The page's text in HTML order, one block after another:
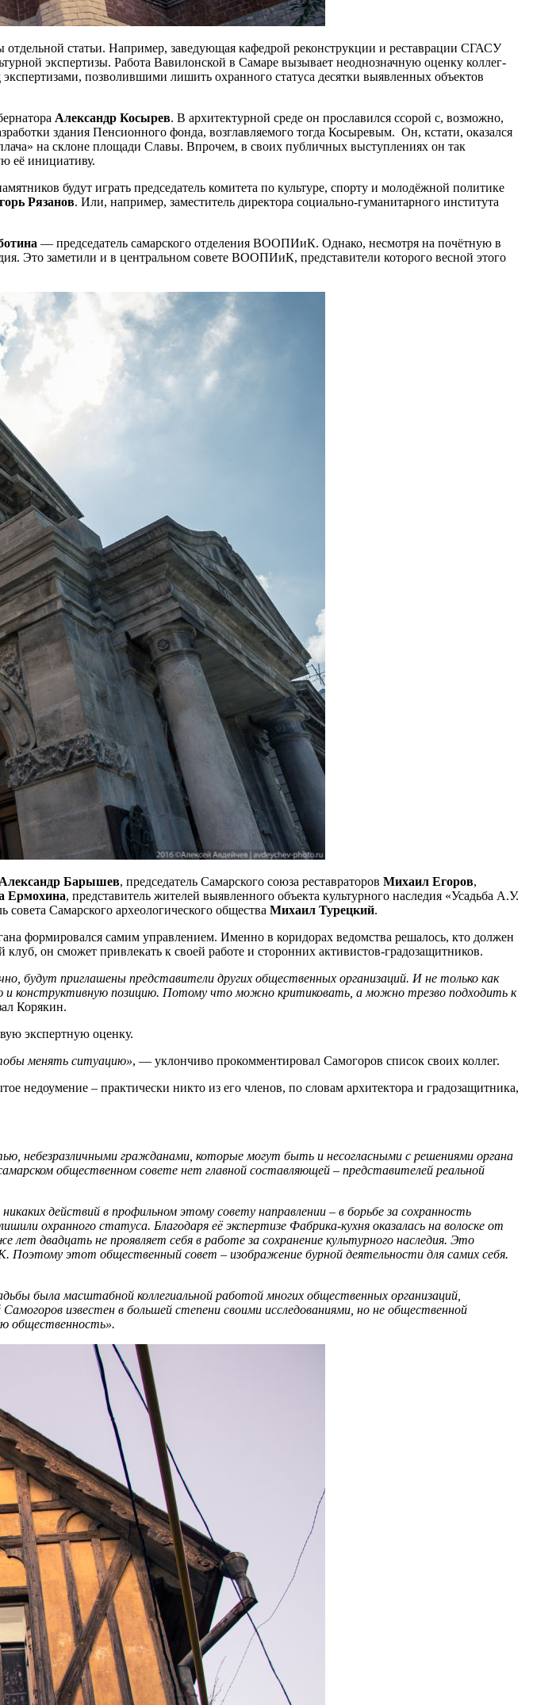
статьи. Например, заведующая кафедрой реконструкции и реставрации СГАСУ
экспертизы. Работа Вавилонской в Самаре вызывает неоднозначную оценку коллег-
позволившими лишить охранного статуса десятки выявленных объектов
Александр Косырев. В архитектурной среде он прославился ссорой с, возможно,
здания Пенсионного фонда, возглавляемого тогда Косыревым. Он, кстати, оказался
на склоне площади Славы. Впрочем, в своих публичных выступлениях он так
её инициативу.
будут играть председатель комитета по культуре, спорту и молодёжной политике
Рязанов. Или, например, заместитель директора социально-гуманитарного института
— председатель самарского отделения ВООПИиК. Однако, несмотря на почётную в
Это заметили и в центральном совете ВООПИиК, представители которого весной этого
Александр Барышев, председатель Самарского союза реставраторов Михаил Егоров,
Ермохина, представитель жителей выявленного объекта культурного наследия «Усадьба А.У.
совета Самарского археологического общества Михаил Турецкий.
формировался самим управлением. Именно в коридорах ведомства решалось, кто должен
он сможет привлекать к своей работе и сторонних активистов-градозащитников.
будут приглашены представители других общественных организаций. И не только как
и конструктивную позицию. Потому что можно критиковать, а можно трезво подходить к
Корякин.
экспертную оценку.
менять ситуацию», — уклончиво прокомментировал Самогоров список своих коллег.
недоумение – практически никто из его членов, по словам архитектора и градозащитника,
небезразличными гражданами, которые могут быть и несогласными с решениями органа
общественном совете нет главной составляющей – представителей реальной
действий в профильном этому совету направлении – в борьбе за сохранность
охранного статуса. Благодаря её экспертизе Фабрика-кухня оказалась на волоске от
двадцать не проявляет себя в работе за сохранение культурного наследия. Это
этот общественный совет – изображение бурной деятельности для самих себя.
была масштабной коллегиальной работой многих общественных организаций,
известен в большей степени своими исследованиями, но не общественной
общественность».